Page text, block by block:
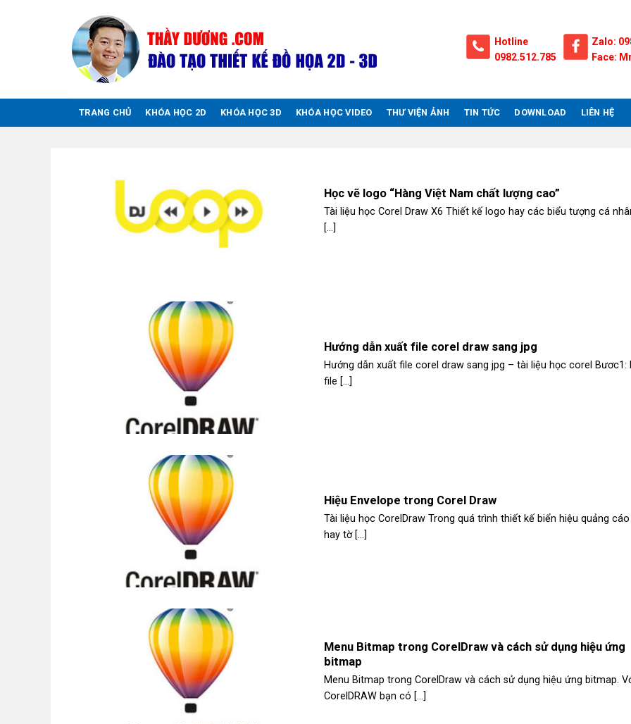
Hotline
0982.512.785
Zalo:
Face:
TRANG CHỦ KHÓA HỌC 2D KHÓA HỌC 3D KHÓA HỌC VIDEO THƯ VIỆN ẢNH TIN TỨC DOWNLOAD LIÊN HỆ
Học vẽ logo “Hàng Việt Nam chất lượng cao”
Tài liệu học Corel Draw X6 Thiết kế logo hay các biểu tượng cá
[...]
Hướng dẫn xuất file corel draw sang jpg
Hướng dẫn xuất file corel draw sang jpg – tài liệu học corel Bươc1:
file [...]
Hiệu Envelope trong Corel Draw
Tài liệu học CorelDraw Trong quá trình thiết kế biển hiệu quảng cáo
hay tờ [...]
Menu Bitmap trong CorelDraw và cách sử dụng hiệu ứng
bitmap
Menu Bitmap trong CorelDraw và cách sử dụng hiệu ứng bitmap.
CorelDRAW bạn có [...]